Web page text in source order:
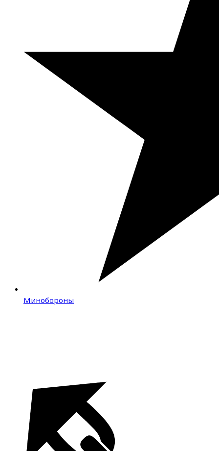
Минобороны